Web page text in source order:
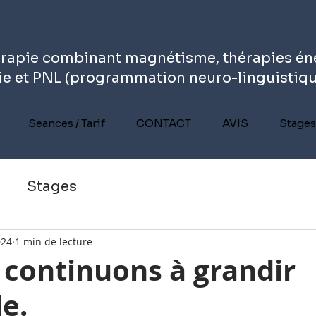
combinant magnétisme, thérapies
et PNL (programmation neuro-
Seances / Tarif CONTACT AVIS
Stages
continuons à grandir
1 min de lecture